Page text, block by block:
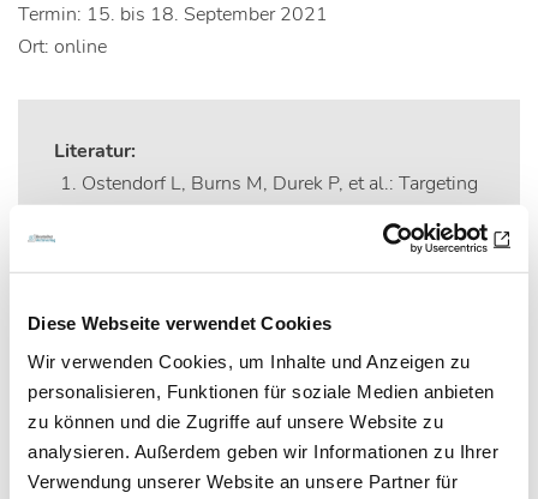
Diese Webseite verwendet Cookies
Wir verwenden Cookies, um Inhalte und Anzeigen zu
personalisieren, Funktionen für soziale Medien anbieten
zu können und die Zugriffe auf unsere Website zu
analysieren. Außerdem geben wir Informationen zu Ihrer
Verwendung unserer Website an unsere Partner für
Termin: 15. bis 18. September 2021
Ort: online
Literatur:
Ostendorf L, Burns M, Durek P, et al.: Targeting
Systemic Lupus Erythematosus. N Engl J Med.
2020 Sep 17;383(12):1149-1155, DOI:
10.1056/NEJMoa2023325. PMID: 32937047.
CD19-Targeted CAR T Cells in Refractory
Systemic Lupus Erythemato- sus. N Engl J
Med. 2021 Aug 5;385(6):567-569, DOI:
10.1056/NEJMc2107725. PMID: 34347960.